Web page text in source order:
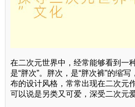
在二次元世界中，经常能够看到一
是“胖次”。胖次，是“胖次裤”的缩
布的设计风格，常常出现在二次元
可以说是另类又可爱，深受二次元